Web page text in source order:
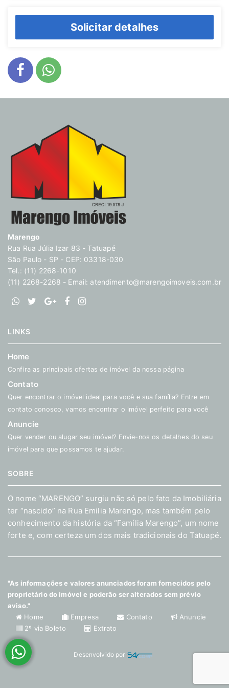
Solicitar detalhes
Marengo
Rua Rua Júlia Izar 83 - Tatuapé
São Paulo - SP - CEP: 03318-030
Tel.: (11) 2268-1010
(11) 2268-2268 - Email: atendimento@marengoimoveis.com.br
LINKS
Home
Confira as principais ofertas de imóvel da nossa página
Contato
Quer encontrar o imóvel ideal para você e sua família? Entre em
contato conosco, vamos encontrar o imóvel perfeito para você
Anuncie
Quer vender ou alugar seu imóvel? Envie-nos os detalhes do seu
imóvel para que possamos te ajudar.
SOBRE
O nome “MARENGO” surgiu não só pelo fato da Imobiliária
ter “nascido” na Rua Emilia Marengo, mas também pelo
conhecimento da história da “Família Marengo”, um nome
forte e, com certeza um dos mais tradicionais do Tatuapé.
"As informações e valores anunciados foram fornecidos pelo
proprietário do imóvel e poderão ser alterados sem prévio
aviso."
Home
Empresa Contato
Anuncie
2º via Boleto
Extrato
Desenvolvido por